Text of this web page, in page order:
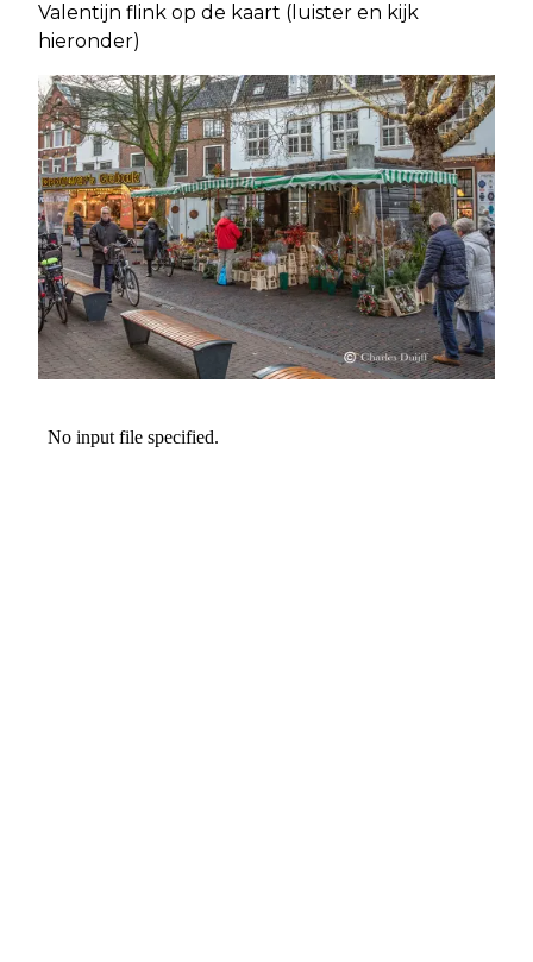
Valentijn flink op de kaart (luister en kijk
hieronder)